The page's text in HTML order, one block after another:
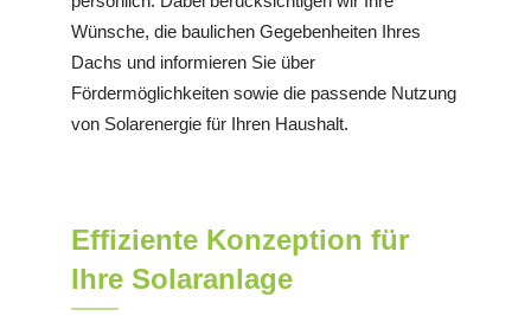
Wünsche, die baulichen Gegebenheiten Ihres
Dachs und informieren Sie über
Fördermöglichkeiten sowie die passende Nutzung
von Solarenergie für Ihren Haushalt.
Effiziente Konzeption für
Ihre Solaranlage